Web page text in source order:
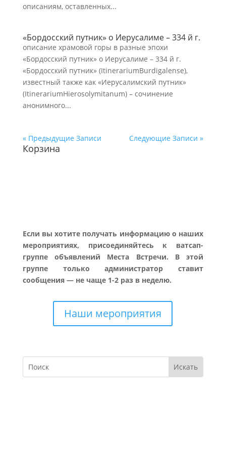
описаниям, оставленных...
«Бордосский путник» о Иерусалиме – 334 й г.
описание храмовой горы в разные эпохи
«Бордосский путник» о Иерусалиме – 334 й г.
«Бордосский путник» (ItinerariumBurdigalense),
известный также как «Иерусалимский путник»
(ItinerariumHierosolymitanum) – сочинение
анонимного...
« Предыдущие Записи Следующие Записи »
Корзина
Если вы хотите получать информацию о наших
мероприятиях, присоединяйтесь к ватсап-
группе объявлений Места Встречи. В этой
группе только администратор ставит
сообщения — не чаще 1-2 раз в неделю.
Наши мероприятия